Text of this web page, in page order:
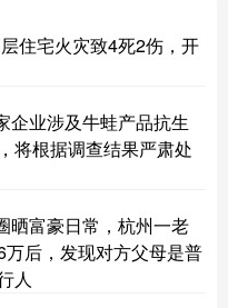
住宅火灾致4死2伤，开
企业涉及牛蛙产品抗生
将根据调查结果严肃处
晒富豪日常，杭州一老
万后，发现对方父母是普
人